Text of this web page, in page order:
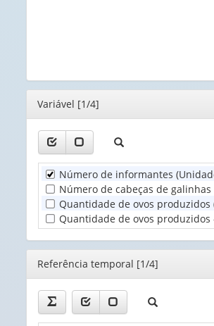
Editor
Variável [1/4]
Número de informantes
Número de cabeças de
Quantidade de ovos produzidos
Quantidade de ovos
Editor
Referência temporal [1/4]